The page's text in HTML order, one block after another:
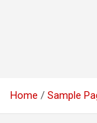
Home Sample